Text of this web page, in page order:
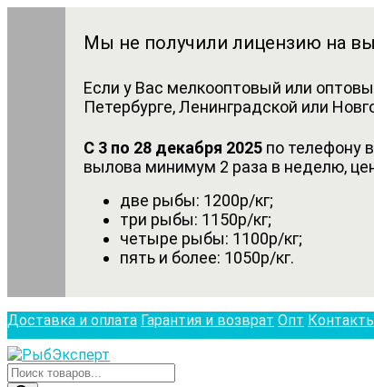
Мы не получили лицензию на
Если у Вас мелкооптовый или
Петербурге, Ленинградской или
С 3 по 28 декабря 2025 по телефону
вылова минимум 2 раза в неделю,
две рыбы: 1200р/кг;
три рыбы: 1150р/кг;
четыре рыбы: 1100р/кг;
пять и более: 1050р/кг.
Доставка и оплата Гарантия и возврат Опт
Поиск